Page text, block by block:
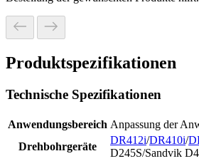
Produktspezifikationen
Technische Spezifikationen
Anwendungsbereich Anpassung der
Drehbohrgeräte
DR412i/DR410i/
D245S/Sandvik